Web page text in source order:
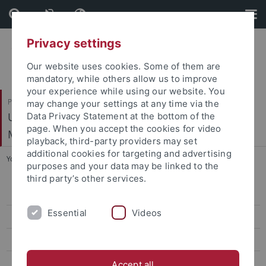
Skip
to
content
Skip
to
footer
Philosophische Fakultät
Ur- und Frühgeschichte und Archäologie des
Mittelalters
You are here: Startseite ... Publikationen
Forschungsprojekte
Privacy settings
Our website uses cookies. Some of them are
mandatory, while others allow us to improve
your experience while using our website. You
may change your settings at any time via the
Data Privacy Statement at the bottom of the
page. When you accept the cookies for video
playback, third-party providers may set
additional cookies for targeting and advertising
purposes and your data may be linked to the
third party’s other services.
Essential Videos